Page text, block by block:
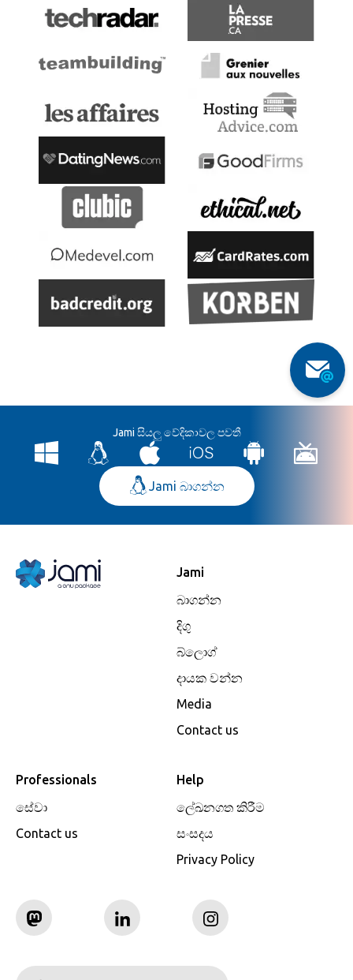
Jami සියලු වේදිකාවල පවතී
Jami බාගන්න
Jami
බාගන්න
දිගු
බ්ලොග්
දායක වන්න
Media
Contact us
Professionals
සේවා
Contact us
Help
ලේඛනගත කිරීම
සංසදය
Privacy Policy